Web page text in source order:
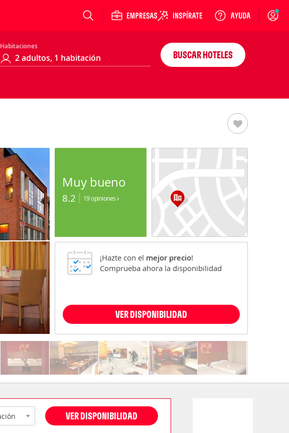
Login
Habitaciones
BUSCAR HOTELES
Muy bueno
8.2 19 opiniones
¡Hazte con el mejor precio!
Comprueba ahora la disponibilidad
VER DISPONIBILIDAD
VER DISPONIBILIDAD